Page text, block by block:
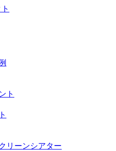
ト
リーンシアター